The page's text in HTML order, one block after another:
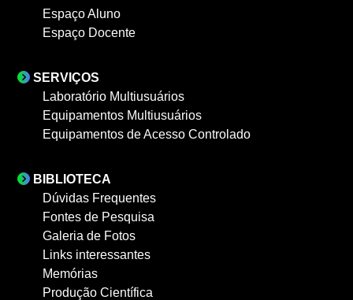
Espaço Aluno
Espaço Docente
SERVIÇOS
Laboratório Multiusuários
Equipamentos Multiusuários
Equipamentos de Acesso Controlado
BIBLIOTECA
Dúvidas Frequentes
Fontes de Pesquisa
Galeria de Fotos
Links interessantes
Memórias
Produção Científica